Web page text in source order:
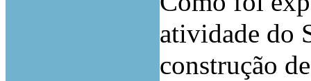
atividade do
construção